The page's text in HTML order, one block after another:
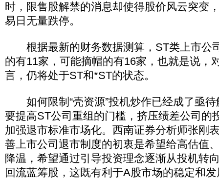
时，限售股解禁的消息却使得股价风云突变
易日无量跌停。
根据最新的财务数据测算，ST类上市公
的有11家，可能摘帽的有16家，也就是说，
言，仍将处于ST和*ST的状态。
如何限制“壳资源”投机炒作已经成了亟待
要提高ST公司重组的门槛，挤压绩差公司的
加强退市标准市场化。西南证券分析师张刚
善上市公司退市制度的初衷是希望给高估值
降温，希望通过引导投资理念逐渐从投机转
回流蓝筹股，这既有利于A股市场的稳定和